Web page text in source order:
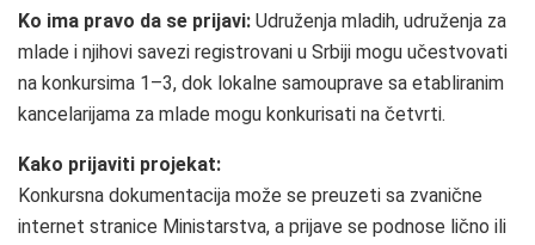
Ko ima pravo da se prijavi: Udruženja mladih, udruženja za
mlade i njihovi savezi registrovani u Srbiji mogu učestvovati
na konkursima 1–3, dok lokalne samouprave sa etabliranim
kancelarijama za mlade mogu konkurisati na četvrti.
Kako prijaviti projekat:
Konkursna dokumentacija može se preuzeti sa zvanične
internet stranice Ministarstva, a prijave se podnose lično ili